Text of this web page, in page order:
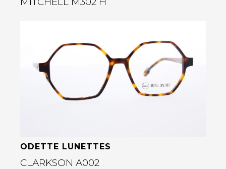
Bekijk deze bril
ODETTE LUNETTES
CLARKSON A002